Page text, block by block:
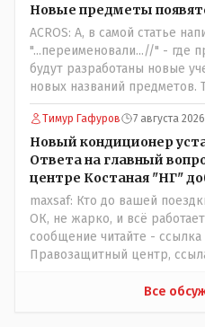
трагедии, то есть 29 июля,
воду, и новые
температурный режим на
часть - информация до
информация после
Новые предметы
ACROS: А, в самой статье
"...переименовали...//" - где
будут разработаны новые
новых названий предметов.
Хоть и переименованные)
Тимур Гафуров 7 августа
Новый кондиционер
Ответа на главный
центре Костаная "НГ"
maxsaf: Кто до вашей
ОК, не жарко, и всё
сообщение читайте - ссылка
Правозащитный центр,
прислали ему в видеВсе